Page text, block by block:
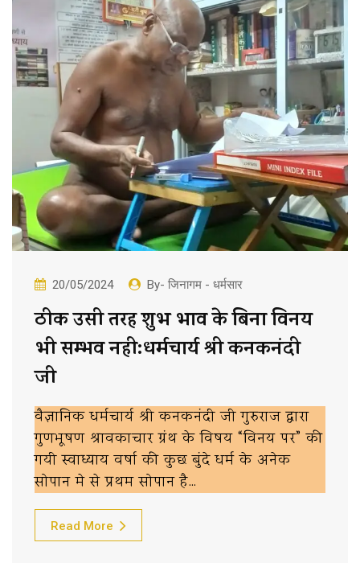
20/05/2024 By- जिनागम - धर्मसार
ठीक उसी तरह शुभ भाव के बिना विनय
भी सम्भव नही:धर्मचार्य श्री कनकनंदी
जी
वैज्ञानिक धर्मचार्य श्री कनकनंदी जी गुरुराज द्वारा
गुणभूषण श्रावकाचार ग्रंथ के विषय “विनय पर” की
गयी स्वाध्याय वर्षा की कुछ बुंदे धर्म के अनेक
सोपान मे से प्रथम सोपान है…
Read More